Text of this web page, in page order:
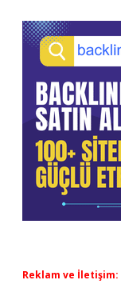
Reklam ve İletişim: